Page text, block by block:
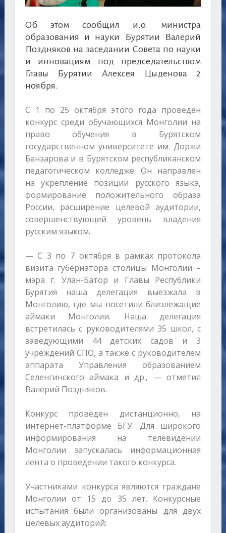
Об этом сообщил и.о. министра
образования и науки Бурятии Валерий
Поздняков на заседании Совета по науки
и инновациям под председательством
Главы Бурятии Алексея Цыденова 2
ноября.
С 1 по 25 октября этого года проведен
конкурс среди обучающихся Монголии на
право обучения в Бурятском
государственном университете им. Доржи
Банзарова и в Бурятском республиканском
педагогическом колледже. Он направлен
на укрепление позиции русского языка,
формирование положительного образа
России, расширение целевой аудитории,
совершенствующей уровень владения
русским языком.
— С 3 по 7 октября в рамках протокола
визита губернатора столицы Монголии –
мэра г. Улан-Батор и Главы Республики
Бурятия наша делегация выезжала в
Монголию, где мы посетили близлежащие
аймаки Монголии. Наша делегация
встретилась с руководителями 35 школ, с
заведующими 44 детских садов и 3
учреждений СПО, а также с руководителем
аппарата Управления образованием
Селенгинского аймака и др., — отметил
Валерий Поздняков.
Конкурс проведен дистанционно, на
интернет-платформе БГУ. Для широкого
информирования на телевидении
Монголии запускалась информационная
лента о проведении такого конкурса.
Участниками конкурса являются граждане
Монголии от 15 до 35 лет. Конкурсные
испытания были организованы для двух
целевых аудиторий: